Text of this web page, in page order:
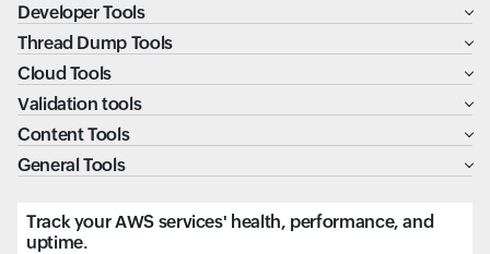
Developer Tools
Thread Dump Tools
Cloud Tools
Validation tools
Content Tools
General Tools
Track your AWS services' health, performance, and
uptime.